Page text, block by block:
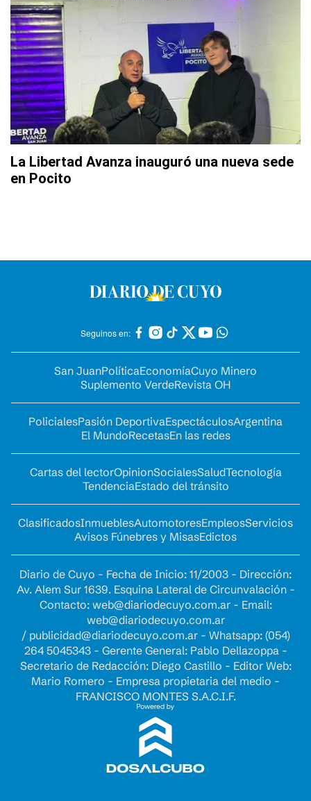
La Libertad Avanza inauguró una nueva sede
en Pocito
Seguinos en:
San JuanPolíticaEconomíaCuyo Minero
Suplemento VerdeRevista OH
PolicialesPasión DeportivaEspectáculosArgentina
El MundoRecetasEn las redes
Cartas del lectorOpinionSocialesSaludTecnología
TendenciaEstado del tránsito
ClasificadosInmueblesAutomotoresEmpleosServicios
Avisos Fúnebres y MisasEdictos
Diario de Cuyo - Fecha de Inicio: 11/2003 - Dirección:
Av. Alem Sur 1639. Esquina Lateral de Circunvalación -
Contacto: web@diariodecuyo.com.ar- Email:
web@diariodecuyo.com.ar
/ publicidad@diariodecuyo.com.ar- Whatsapp: (054)
264 5045343 - Gerente General: Pablo Dellazoppa -
Secretario de Redacción: Diego Castillo - Editor Web:
Mario Romero - Empresa propietaria del medio -
FRANCISCO MONTES S.A.C.I.F.